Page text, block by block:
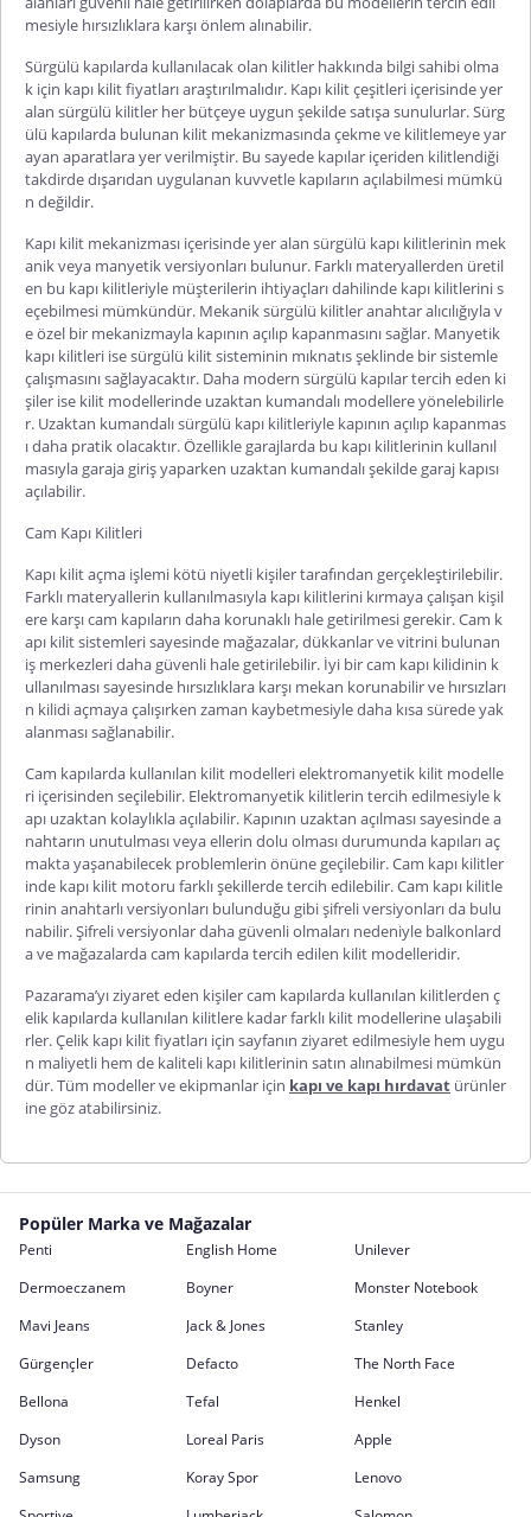
mesiyle hırsızlıklara karşı önlem alınabilir.
Sürgülü kapılarda kullanılacak olan kilitler hakkında bilgi sahibi olma
k için kapı kilit fiyatlarıaraştırılmalıdır. Kapı kilit çeşitleri içerisinde yer
alan sürgülü kilitler her bütçeye uygun şekilde satışa sunulurlar. Sürg
ülü kapılarda bulunan kilit mekanizmasında çekme ve kilitlemeye yar
ayan aparatlara yer verilmiştir. Bu sayede kapılar içeriden kilitlendiği
takdirde dışarıdan uygulanan kuvvetle kapıların açılabilmesi mümkü
n değildir.
Kapı kilit mekanizması içerisinde yer alan sürgülü kapı kilitlerinin mek
anik veya manyetik versiyonları bulunur. Farklı materyallerden üretil
en bu kapı kilitleriyle müşterilerin ihtiyaçları dahilinde kapı kilitlerini s
eçebilmesi mümkündür. Mekanik sürgülü kilitler anahtar alıcılığıyla v
e özel bir mekanizmayla kapının açılıp kapanmasını sağlar. Manyetik
kapı kilitleri ise sürgülü kilit sisteminin mıknatıs şeklinde bir sistemle
çalışmasını sağlayacaktır. Daha modern sürgülü kapılar tercih eden ki
şiler ise kilit modellerinde uzaktan kumandalı modellere yönelebilirle
r. Uzaktan kumandalı sürgülü kapı kilitleriyle kapının açılıp kapanmas
ı daha pratik olacaktır. Özellikle garajlarda bu kapı kilitlerinin kullanıl
masıyla garaja giriş yaparken uzaktan kumandalı şekilde garaj kapısı
açılabilir.
Cam Kapı Kilitleri
Kapı kilit açma işlemi kötü niyetli kişiler tarafından gerçekleştirilebilir.
Farklı materyallerin kullanılmasıyla kapı kilitlerini kırmaya çalışan kişil
ere karşı cam kapıların daha korunaklı hale getirilmesi gerekir.Cam k
apı kilitsistemleri sayesinde mağazalar, dükkanlar ve vitrini bulunan
iş merkezleri daha güvenli hale getirilebilir. İyi bir cam kapı kilidinin k
ullanılması sayesinde hırsızlıklara karşı mekan korunabilir ve hırsızları
n kilidi açmaya çalışırken zaman kaybetmesiyle daha kısa sürede yak
alanması sağlanabilir.
Cam kapılarda kullanılan kilit modelleri elektromanyetik kilit modelle
ri içerisinden seçilebilir. Elektromanyetik kilitlerin tercih edilmesiyle k
apı uzaktan kolaylıkla açılabilir. Kapının uzaktan açılması sayesinde a
nahtarın unutulması veya ellerin dolu olması durumunda kapıları aç
makta yaşanabilecek problemlerin önüne geçilebilir. Cam kapı kilitler
inde kapı kilit motoru farklı şekillerde tercih edilebilir. Cam kapı kilitle
rinin anahtarlı versiyonları bulunduğu gibi şifreli versiyonları da bulu
nabilir. Şifreli versiyonlar daha güvenli olmaları nedeniyle balkonlard
a ve mağazalarda cam kapılarda tercih edilen kilit modelleridir.
Pazarama’yıziyaret eden kişiler cam kapılarda kullanılan kilitlerden ç
elik kapılarda kullanılan kilitlere kadar farklı kilit modellerine ulaşabili
rler.Çelik kapı kilit fiyatları için sayfanın ziyaret edilmesiyle hem uygu
n maliyetli hem de kaliteli kapı kilitlerinin satın alınabilmesi mümkün
dür. Tüm modeller ve ekipmanlar için kapı ve kapı hırdavat ürünler
ine göz atabilirsiniz.
Popüler Marka ve Mağazalar
Penti English Home
Unilever
Dermoeczanem
Boyner
Monster Notebook
Mavi Jeans
Jack & Jones
Stanley
Gürgençler
Defacto
The North Face
Bellona
Tefal
Henkel
Dyson
Loreal Paris
Apple
Samsung
Koray Spor
Lenovo